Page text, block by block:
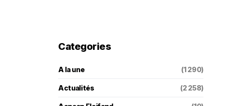
Categories
A la une (1 290)
Actualités (2 258)